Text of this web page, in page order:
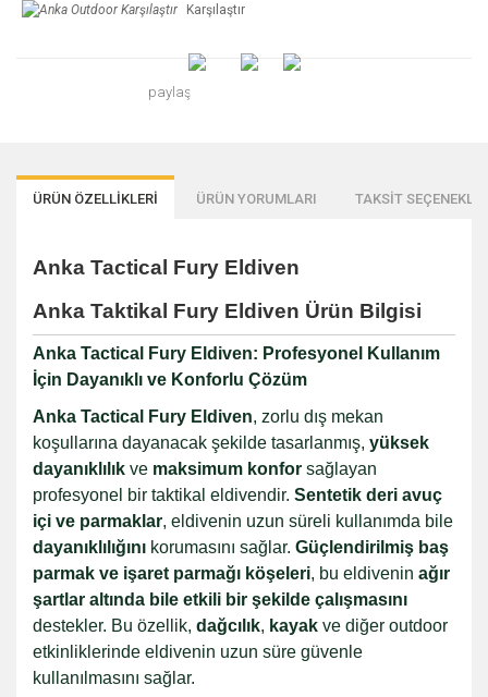
Karşılaştır
paylaş
ÜRÜN ÖZELLİKLERİ ÜRÜN YORUMLARI TAKSİT
Anka Tactical Fury Eldiven
Anka Taktikal Fury Eldiven Ürün Bilgisi
Anka Tactical Fury Eldiven: Profesyonel Kullanım
İçin Dayanıklı ve Konforlu Çözüm
Anka Tactical Fury Eldiven, zorlu dış mekan
koşullarına dayanacak şekilde tasarlanmış, yüksek
dayanıklılık ve maksimum konfor sağlayan
profesyonel bir taktikal eldivendir. Sentetik deri avuç
içi ve parmaklar, eldivenin uzun süreli kullanımda bile
dayanıklılığını korumasını sağlar. Güçlendirilmiş baş
parmak ve işaret parmağı köşeleri, bu eldivenin ağır
şartlar altında bile etkili bir şekilde çalışmasını
destekler. Bu özellik, dağcılık, kayak ve diğer outdoor
etkinliklerinde eldivenin uzun süre güvenle
kullanılmasını sağlar.